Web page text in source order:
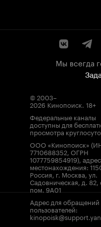
Мы всегда
© 2003–
2026 Кинопоиск. 18+
Федеральные каналы
доступны для
просмотра
ООО «Кинопоиск»
7710688352, ОГРН
1077759854919), адрес
местонахождения:
Россия, г. Москва, ул.
Садовническая, д. 82,
пом. 9А01
Адрес для обращений
пользователей: